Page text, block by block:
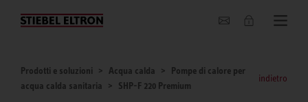
Chi siamo
Prodotti e soluzioni Acqua calda
Pompe di calore per
acqua calda sanitaria
SHP-F 220 Premium
indietro